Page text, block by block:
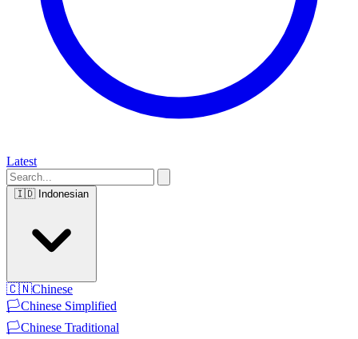
Latest
🇮🇩 Indonesian
🇨🇳Chinese
🏳️Chinese Simplified
🏳️Chinese Traditional